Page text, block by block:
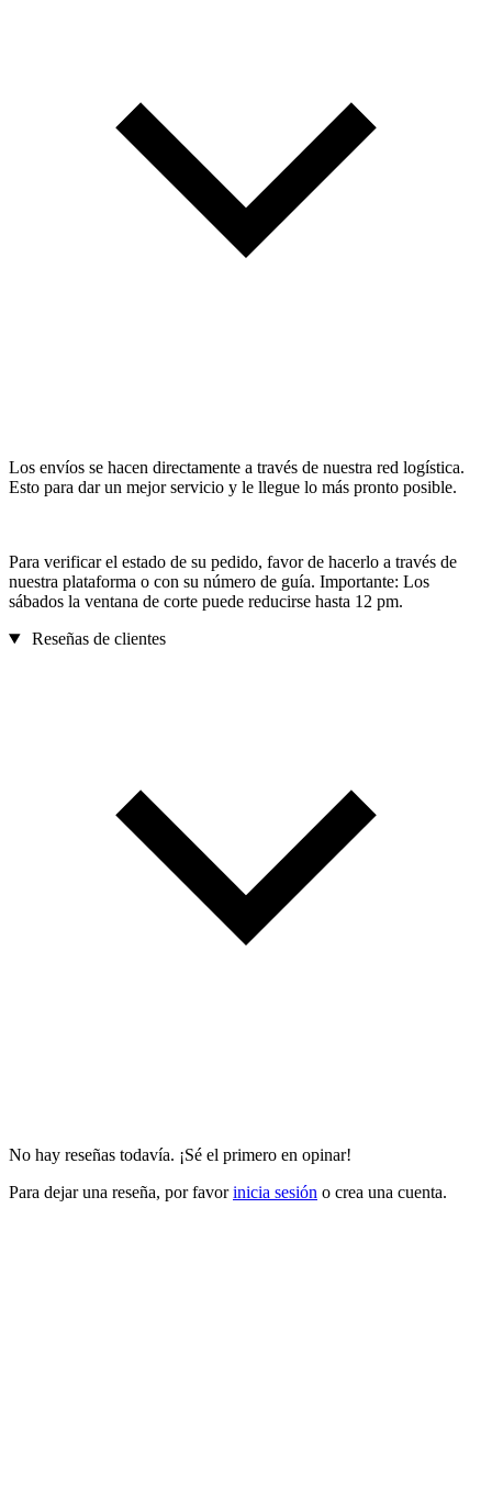
Los envíos se hacen directamente a través de nuestra red logística.
Esto para dar un mejor servicio y le llegue lo más pronto posible.
Para verificar el estado de su pedido, favor de hacerlo a través de
nuestra plataforma o con su número de guía. Importante: Los
sábados la ventana de corte puede reducirse hasta 12 pm.
Reseñas de clientes
No hay reseñas todavía. ¡Sé el primero en opinar!
Para dejar una reseña, por favorinicia sesión o crea una cuenta.